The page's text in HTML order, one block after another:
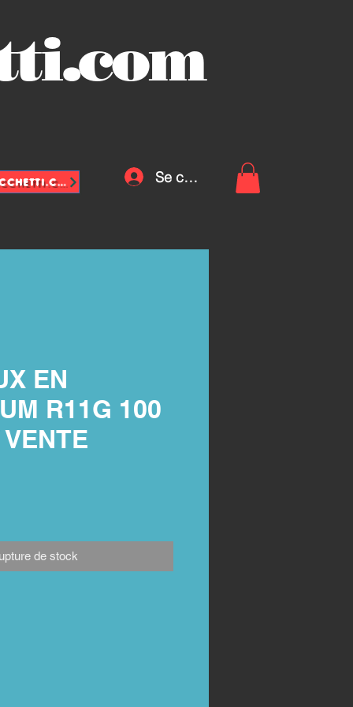
INFO@VASCHETTE-SACCHETTI.COM Se connecter
EN
R11G 100
de stock